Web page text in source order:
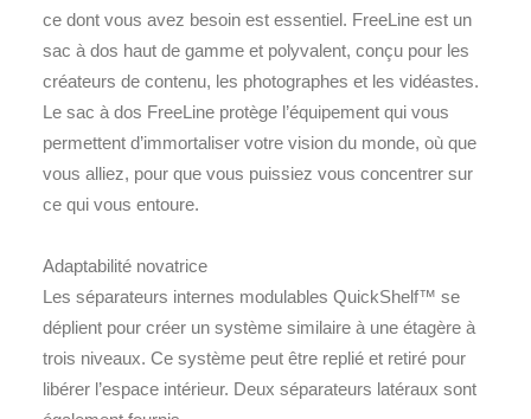
ce dont vous avez besoin est essentiel. FreeLine est un
sac à dos haut de gamme et polyvalent, conçu pour les
créateurs de contenu, les photographes et les vidéastes.
Le sac à dos FreeLine protège l’équipement qui vous
permettent d’immortaliser votre vision du monde, où que
vous alliez, pour que vous puissiez vous concentrer sur
ce qui vous entoure.
Adaptabilité novatrice
Les séparateurs internes modulables QuickShelf™ se
déplient pour créer un système similaire à une étagère à
trois niveaux. Ce système peut être replié et retiré pour
libérer l’espace intérieur. Deux séparateurs latéraux sont